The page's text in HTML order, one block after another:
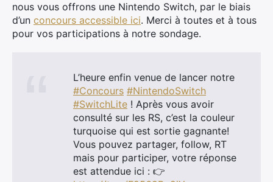
nous vous offrons une Nintendo Switch, par le biais
d’un concours accessible ici. Merci à toutes et à tous
pour vos participations à notre sondage.
L’heure enfin venue de lancer notre
#Concours #NintendoSwitch
#SwitchLite ! Après vous avoir
consulté sur les RS, c’est la couleur
turquoise qui est sortie gagnante!
Vous pouvez partager, follow, RT
mais pour participer, votre réponse
est attendue ici : 👉